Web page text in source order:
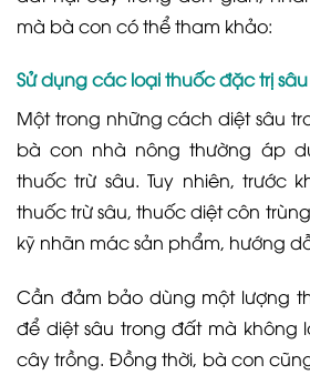
mà bà con có thể tham khảo:
Sử dụng các loại thuốc đặc trị
Một trong những cách diệt sâu
bà con nhà nông thường áp
thuốc trừ sâu. Tuy nhiên, trước
thuốc trừ sâu, thuốc diệt côn
kỹ nhãn mác sản phẩm, hướng
Cần đảm bảo dùng một lượng
để diệt sâu trong đất mà không
cây trồng. Đồng thời, bà con